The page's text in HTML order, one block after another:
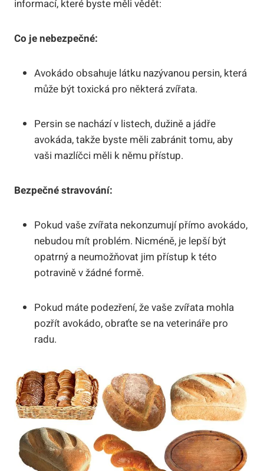
informací, které byste měli vědět:
Co je nebezpečné:
Avokádo obsahuje látku nazývanou persin, která
může být toxická pro některá zvířata.
Persin se nachází v listech, dužině a jádře
avokáda, takže byste měli zabránit tomu, aby
vaši mazlíčci měli k němu přístup.
Bezpečné stravování:
Pokud vaše zvířata nekonzumují přímo avokádo,
nebudou mít problém. Nicméně, je lepší být
opatrný a neumožňovat jim přístup k této
potravině v žádné formě.
Pokud máte podezření, že vaše zvířata mohla
pozřít avokádo, obraťte se na veterináře pro
radu.